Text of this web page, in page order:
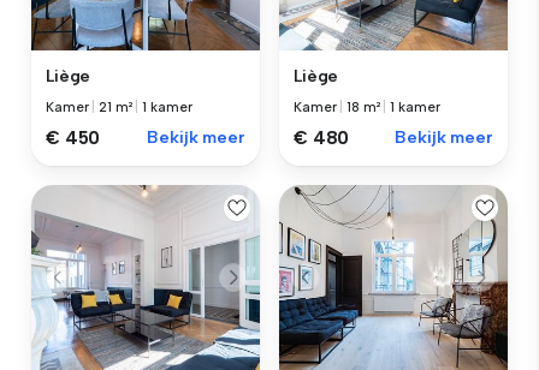
Liège
Kamer |21 m² |1 kamer
€ 450 Bekijk meer
Liège
Kamer |18 m² |1 kamer
€ 480 Bekijk meer